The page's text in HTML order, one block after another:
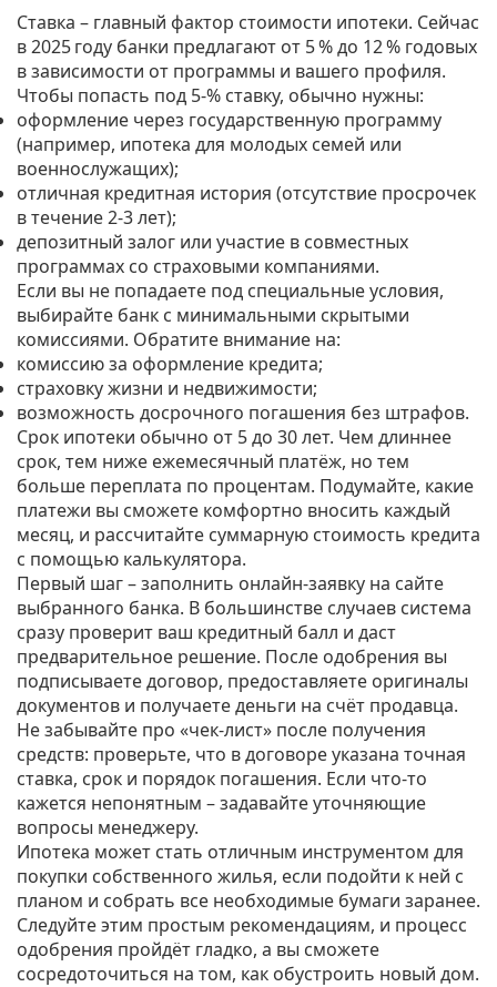
Ставка – главный фактор стоимости ипотеки. Сейчас
в 2025 году банки предлагают от 5 % до 12 % годовых
в зависимости от программы и вашего профиля.
Чтобы попасть под 5‑% ставку, обычно нужны:
оформление через государственную программу
(например, ипотека для молодых семей или
военнослужащих);
отличная кредитная история (отсутствие просрочек
в течение 2‑3 лет);
депозитный залог или участие в совместных
программах со страховыми компаниями.
Если вы не попадаете под специальные условия,
выбирайте банк с минимальными скрытыми
комиссиями. Обратите внимание на:
комиссию за оформление кредита;
страховку жизни и недвижимости;
возможность досрочного погашения без штрафов.
Срок ипотеки обычно от 5 до 30 лет. Чем длиннее
срок, тем ниже ежемесячный платёж, но тем
больше переплата по процентам. Подумайте, какие
платежи вы сможете комфортно вносить каждый
месяц, и рассчитайте суммарную стоимость кредита
с помощью калькулятора.
Первый шаг – заполнить онлайн‑заявку на сайте
выбранного банка. В большинстве случаев система
сразу проверит ваш кредитный балл и даст
предварительное решение. После одобрения вы
подписываете договор, предоставляете оригиналы
документов и получаете деньги на счёт продавца.
Не забывайте про «чек‑лист» после получения
средств: проверьте, что в договоре указана точная
ставка, срок и порядок погашения. Если что‑то
кажется непонятным – задавайте уточняющие
вопросы менеджеру.
Ипотека может стать отличным инструментом для
покупки собственного жилья, если подойти к ней с
планом и собрать все необходимые бумаги заранее.
Следуйте этим простым рекомендациям, и процесс
одобрения пройдёт гладко, а вы сможете
сосредоточиться на том, как обустроить новый дом.